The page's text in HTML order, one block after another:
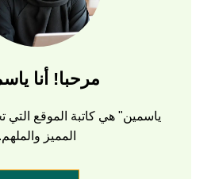
مرحبا! أنا
ياسمين" هي كاتبة الموقع
المميز والملهم.